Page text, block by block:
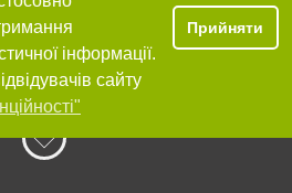
інформації.
сайту
Прийняти